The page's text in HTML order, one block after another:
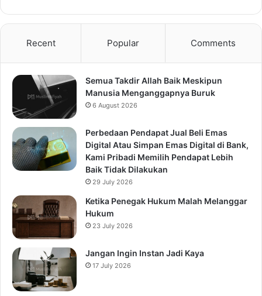
Recent Popular Comments
Semua Takdir Allah Baik Meskipun
Manusia Menganggapnya Buruk
6 August 2026
Perbedaan Pendapat Jual Beli Emas
Digital Atau Simpan Emas Digital di Bank,
Kami Pribadi Memilih Pendapat Lebih
Baik Tidak Dilakukan
29 July 2026
Ketika Penegak Hukum Malah Melanggar
Hukum
23 July 2026
Jangan Ingin Instan Jadi Kaya
17 July 2026